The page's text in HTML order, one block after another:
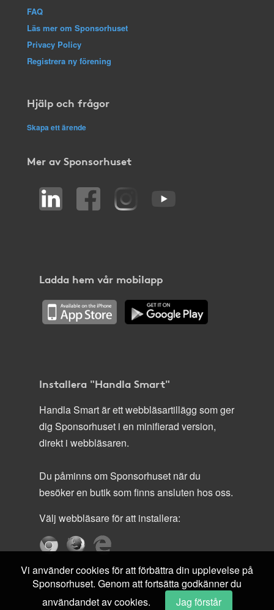
FAQ
Läs mer om Sponsorhuset
Privacy Policy
Registrera ny förening
Hjälp och frågor
Skapa ett ärende
Mer av Sponsorhuset
Ladda hem vår mobilapp
Installera "Handla Smart"
Handla Smart är ett webbläsartillägg som ger
dig Sponsorhuset i en minifierad version,
direkt i webbläsaren.
Du påminns om Sponsorhuset när du
besöker en butik som finns ansluten hos oss.
Välj webbläsare för att installera:
Vi använder cookies för att förbättra din upplevelse på
Sponsorhuset. Genom att fortsätta godkänner du
användandet av cookies.
Jag förstår